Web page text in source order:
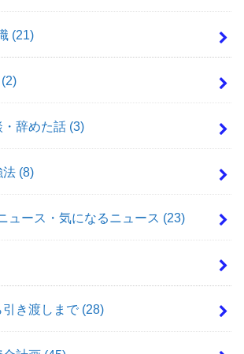
(21)
(2)
辞めた話 (3)
法 (8)
ュース・気になるニュース (23)
き渡しまで (28)